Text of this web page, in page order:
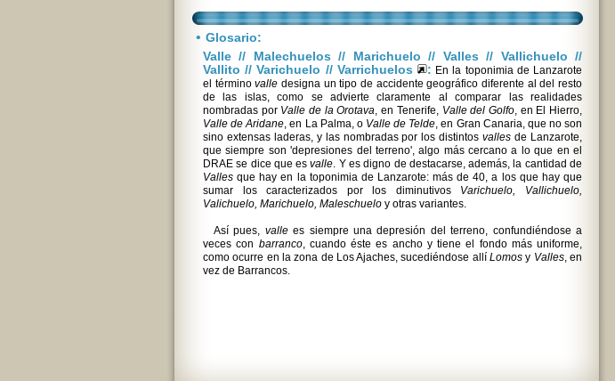
• Glosario:
Valle // Malechuelos // Marichuelo // Valles // Vallichuelo //
Vallito // Varichuelo // Varrichuelos
: En la toponimia de Lanzarote
el términovalle designa un tipo de accidente geográfico diferente al del resto
de las islas, como se advierte claramente al comparar las realidades
nombradas por Valle de la Orotava, en Tenerife, Valle del Golfo, en El Hierro,
Valle de Aridane, en La Palma, o Valle de Telde, en Gran Canaria, que no son
sino extensas laderas, y las nombradas por los distintosvalles de Lanzarote,
que siempre son 'depresiones del terreno', algo más cercano a lo que en el
DRAE se dice que esvalle. Y es digno de destacarse, además, la cantidad de
Valles que hay en la toponimia de Lanzarote: más de 40, a los que hay que
sumar los caracterizados por los diminutivos Varichuelo, Vallichuelo,
Valichuelo, Marichuelo, Maleschuelo y otras variantes.
Así pues, vallees siempre una depresión del terreno, confundiéndose a
veces con barranco, cuando éste es ancho y tiene el fondo más uniforme,
como ocurre en la zona de Los Ajaches, sucediéndose allíLomos y Valles, en
vez de Barrancos.